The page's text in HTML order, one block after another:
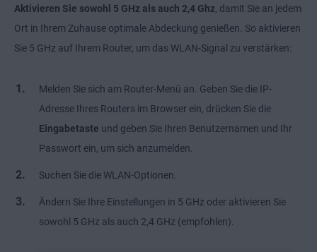
Aktivieren Sie sowohl 5 GHz als auch 2,4 Ghz, damit Sie an jedem
Ort in Ihrem Zuhause optimale Abdeckung genießen. So aktivieren
Sie 5 GHz auf Ihrem Router, um das WLAN-Signal zu verstärken:
Melden Sie sich am Router-Menü an. Geben Sie die IP-
Adresse Ihres Routers im Browser ein, drücken Sie die
Eingabetaste und geben Sie Ihren Benutzernamen und Ihr
Passwort ein, um sich anzumelden.
Suchen Sie die WLAN-Optionen.
Ändern Sie Ihre Einstellungen in 5 GHz oder aktivieren Sie
sowohl 5 GHz als auch 2,4 GHz (empfohlen).